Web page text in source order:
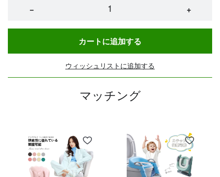
− +
カートに追加する
ウィッシュリストに追加する
マッチング